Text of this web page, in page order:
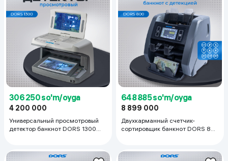
306 250 so'm/oyga
4 200 000
Универсальный просмотровый
детектор банкнот DORS 1300
648 885 so'm/oyga
8 899 000
Двухкарманный счетчик-
сортировщик банкнот DORS 800